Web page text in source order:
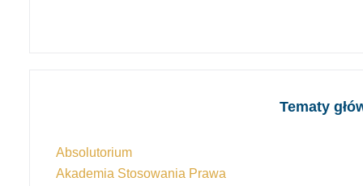
Tematy
Absolutorium
Akademia Stosowania Prawa